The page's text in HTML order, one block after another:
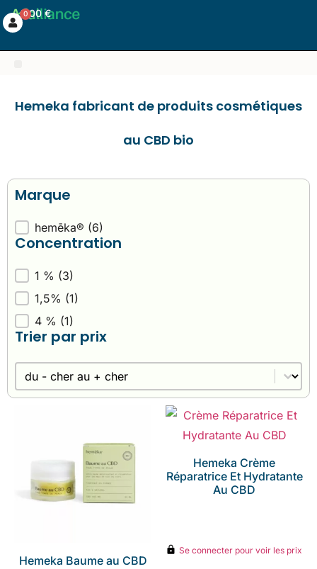
0,00€
0
Hemeka fabricant de produits cosmétiques
au CBD bio
Marque
Marque
hemēka® (6)
Concentration
Concentration
1 % (3)
1,5% (1)
4 % (1)
Trier par prix
Trier par prix
Trier par prix
Hemeka Baume au CBD
Hemeka Crème
Réparatrice Et Hydratante
Au CBD
Se connecter pour voir les prix